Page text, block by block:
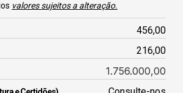
valores sujeitos a alteração.
456,00
216,00
1.756.000,00